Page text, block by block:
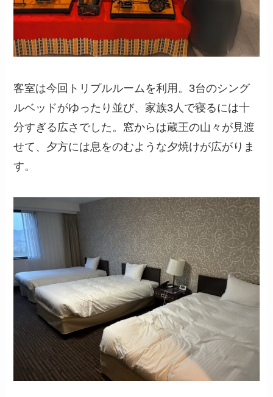
客室は今回トリプルルームを利用。3台のシング
ルベッドがゆったり並び、家族3人で寝るには十
分すぎる広さでした。窓からは蔵王の山々が見渡
せて、夕方には息をのむような夕焼けが広がりま
す。